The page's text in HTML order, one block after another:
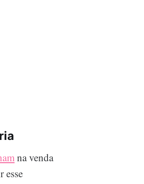
na venda
esse